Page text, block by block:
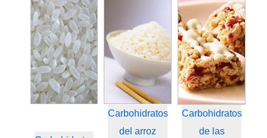
Carbohidratos
del arroz
Carbohidratos
de las